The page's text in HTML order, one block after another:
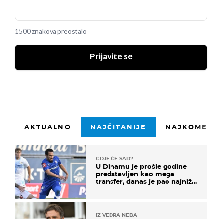
1500 znakova preostalo
Prijavite se
AKTUALNO NAJČITANIJE
GDJE ĆE SAD?
U Dinamu je prošle godine
predstavljen kao mega
transfer, danas je pao najniže
IZ VEDRA NEBA